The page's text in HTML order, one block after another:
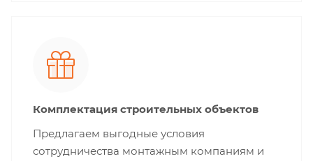
Комплектация строительных объектов
Предлагаем выгодные условия
сотрудничества монтажным компаниям и